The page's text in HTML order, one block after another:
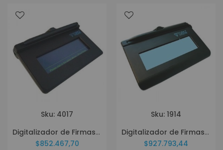
Sku: 4017
Digitalizador de Firmas Topaz T S460 HSB R Siglite
$852.467,70
Sku: 1914
Digitalizador de Firmas Topaz T S461 HSB R Siglite Slim
$927.793,44